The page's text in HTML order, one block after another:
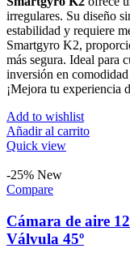
irregulares. Su diseño
estabilidad y requiere
Smartgyro K2,
más segura. Ideal para
inversión en
¡Mejora tu experiencia
Add to wishlist
Añadir al carrito
Quick view
-25% New
Compare
Cámara de aire
Válvula 45º